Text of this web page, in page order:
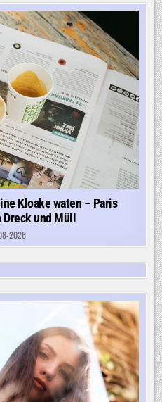
Kloake waten – Paris
und Müll
2026